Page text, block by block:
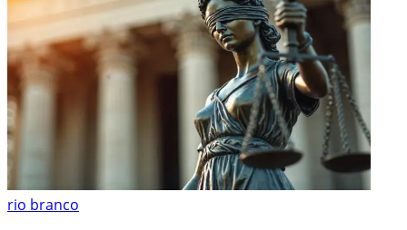
rio branco